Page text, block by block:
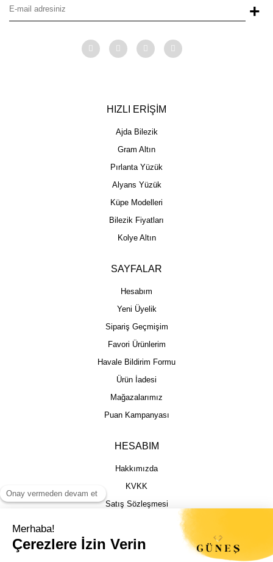
+
HIZLI ERİŞİM
Ajda Bilezik
Gram Altın
Pırlanta Yüzük
Alyans Yüzük
Küpe Modelleri
Bilezik Fiyatları
Kolye Altın
SAYFALAR
Hesabım
Yeni Üyelik
Sipariş Geçmişim
Favori Ürünlerim
Havale Bildirim Formu
Ürün İadesi
Mağazalarımız
Puan Kampanyası
HESABIM
Hakkımızda
KVKK
Satış Sözleşmesi
İptal İade Şartları